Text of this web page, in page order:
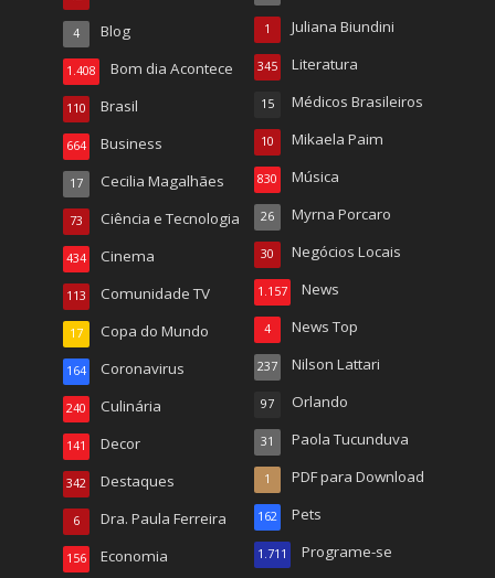
Blog
4
Bom dia Acontece
1.408
Brasil
110
Business
664
Cecilia Magalhães
17
Ciência e Tecnologia
73
Cinema
434
Comunidade TV
113
Copa do Mundo
17
Coronavirus
164
Culinária
240
Decor
141
Destaques
342
Dra. Paula Ferreira
6
Economia
156
Juliana Biundini
1
Literatura
345
Médicos Brasileiros
15
Mikaela Paim
10
Música
830
Myrna Porcaro
26
Negócios Locais
30
News
1.157
News Top
4
Nilson Lattari
237
Orlando
97
Paola Tucunduva
31
PDF para Download
1
Pets
162
Programe-se
1.711